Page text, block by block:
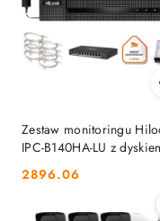
Zestaw monitoringu
IPC-B140HA-LU z
Cena:
2896.06